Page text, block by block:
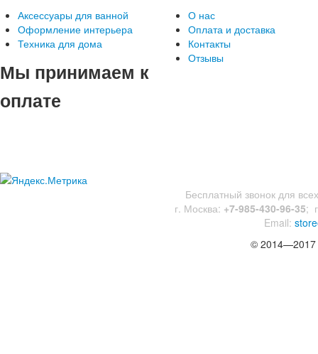
Аксессуары для ванной
Оформление интерьера
Техника для дома
Мы принимаем к
оплате
О нас
Оплата и доставка
Контакты
Отзывы
Бесплатный звонок для
г. Москва: +7-985-430-96-35;
Email:
© 2014—2017